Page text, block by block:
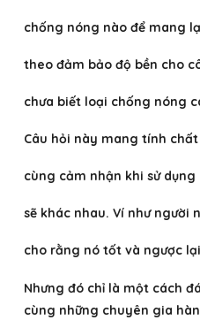
chống nóng nào để mang
theo đảm bảo độ bền cho
chưa biết loại chống nóng
Câu hỏi này mang tính
cùng cảm nhận khi sử
sẽ khác nhau. Ví như người
cho rằng nó tốt và ngược
Nhưng đó chỉ là một cách
cùng những chuyên gia